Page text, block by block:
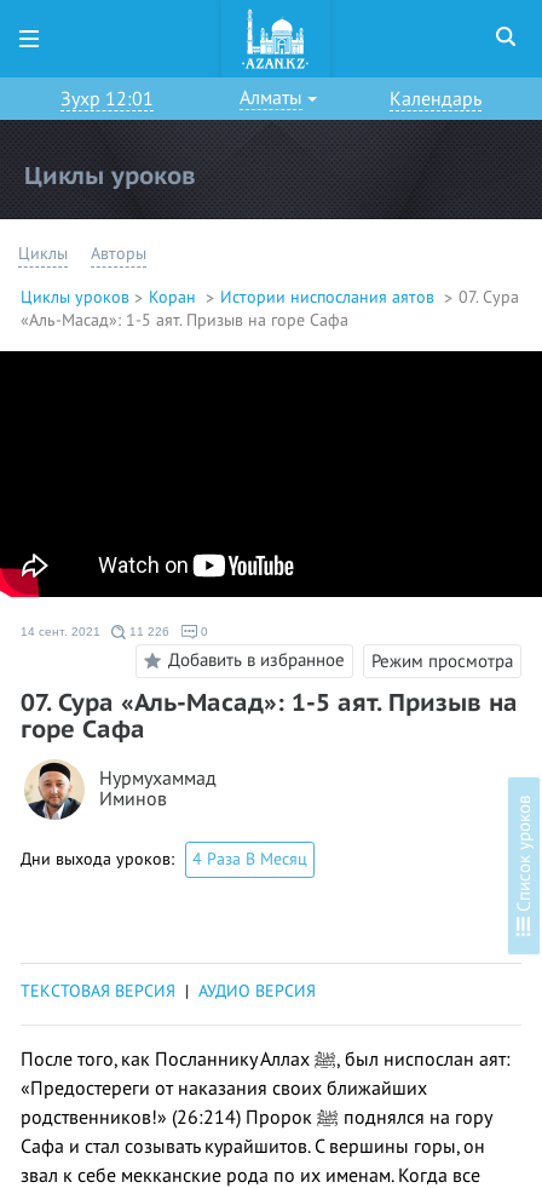
Зухр 12:01 Алматы Календарь
Циклы уроков
Циклы Авторы
Циклы уроков Коран Истории ниспослания аятов
07. Сура
«Аль-Масад»: 1-5 аят. Призыв на горе Сафа
14 сент. 2021 11 226 0
Добавить в избранное Режим просмотра
07. Сура «Аль-Масад»: 1-5 аят. Призыв на
горе Сафа
Нурмухаммад
Иминов
Дни выхода уроков: 4 Раза В Месяц в
ТЕКСТОВАЯ ВЕРСИЯ | АУДИО ВЕРСИЯ
После того, как Посланнику Аллах ﷺ, был ниспослан аят:
«Предостереги от наказания своих ближайших
родственников!» (26:214) Пророк ﷺ поднялся на гору
Сафа и стал созывать курайшитов. С вершины горы, он
звал к себе мекканские рода по их именам. Когда все